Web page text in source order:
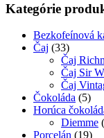
Kategórie
Bezkofeínová
Čaj (33)
Čaj
Čaj Sir
Čaj
Čokoláda (5)
Horúca
Diemme
Porcelán (19)